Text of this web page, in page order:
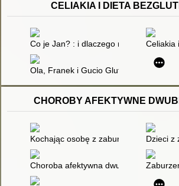
CELIAKIA I DIETA
Co je Jan? : i dlaczego nie ciastko?Celiakia
Ola, Franek i Gucio Gluten :
CHOROBY AFEKTYWNE
Kochając osobę z zaburzeniamiDzieci z
Choroba afektywna dwubiegunowa :